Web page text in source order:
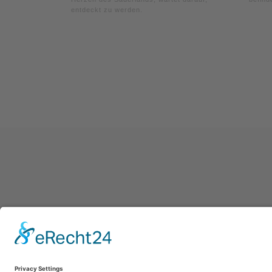
entdeckt zu werden.